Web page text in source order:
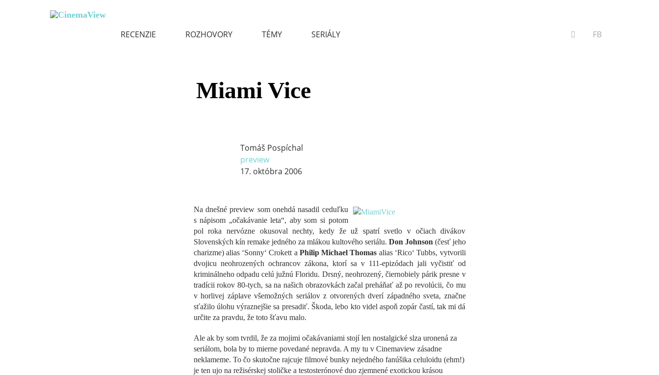
RECENZIE ROZHOVORY TÉMY SERIÁLY VYHĽADÁVANIE
FB
Miami Vice
Tomáš Pospíchal
preview
17. októbra 2006
Na dnešné preview som onehdá nasadil ceduľku
s nápisom „očakávanie leta“, aby som si potom
pol roka nervózne okusoval nechty, kedy že už spatrí svetlo v očiach divákov
Slovenských kín remake jedného za mlákou kultového seriálu. Don Johnson (česť jeho
charizme) alias ‘Sonny‘ Crokett a Philip Michael Thomas alias ‘Rico‘ Tubbs, vytvorili
dvojicu neohrozených ochrancov zákona, ktorí sa v 111-epizódach jali vyčistiť od
kriminálneho odpadu celú južnú Floridu. Drsný, neohrozený, čiernobiely párik presne v
tradícii rokov 80-tych, sa na našich obrazovkách začal preháňať až po revolúcii, čo mu
v horlivej záplave všemožných seriálov z otvorených dverí západného sveta, značne
sťažilo úlohu výraznejšie sa presadiť. Škoda, lebo kto videl aspoň zopár častí, tak mi dá
určite za pravdu, že toto šťavu malo.
Ale ak by som tvrdil, že za mojimi očakávaniami stojí len nostalgické slza uronená za
seriálom, bola by to mierne povedané nepravda. A my tu v Cinemaview zásadne
neklameme. To čo skutočne rajcuje filmové bunky nejedného fanúšika celuloidu (ehm!)
je ten ujo na režisérskej stoličke a testosterónové duo zjemnené exotickou krásou